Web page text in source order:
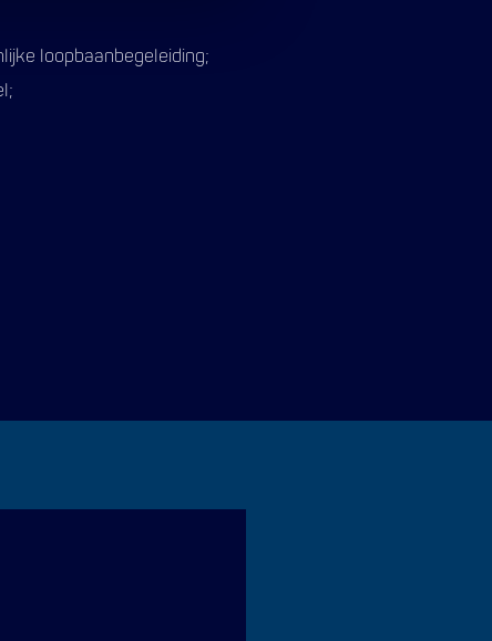
loopbaanbegeleiding;